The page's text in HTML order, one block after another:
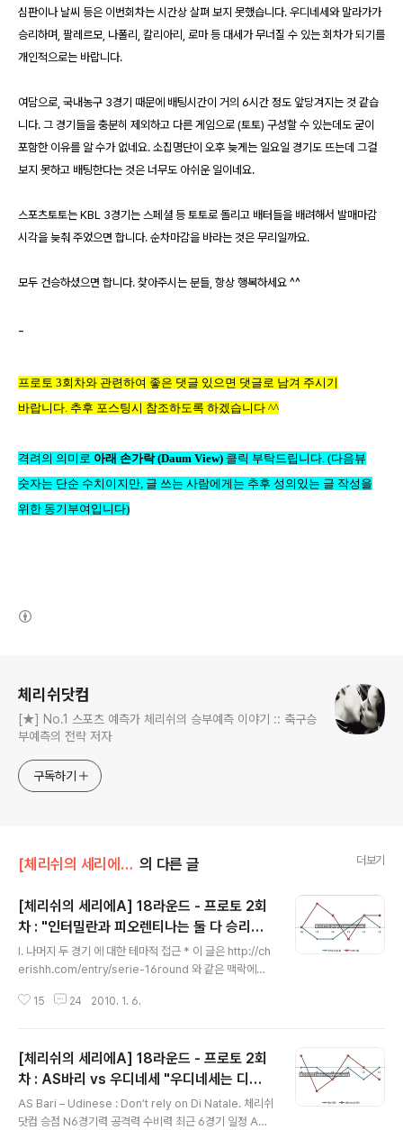
심판이나 날씨 등은 이번회차는 시간상 살펴 보지 못했습니다. 우디네세와 말라가가
승리하며 팔레르모 나폴리 칼리아리 로마 등 대세가 무너질 수 있는 회차가 되기를
개인적으로는 바랍니다.
여담으로 국내농구 3경기 때문에 배팅시간이 거의 6시간 정도 앞당겨지는 것 같습
니다. 그 경기들을 충분히 제외하고 다른 게임으로 (토토) 구성할 수 있는데도 굳이
포함한 이유를 알 수가 없네요. 소집명단이 오후 늦게는 일요일 경기도 뜨는데 그걸
보지 못하고 배팅한다는 것은 너무도 아쉬운 일이네요.
스포츠토토는 KBL 3경기는 스페셜 등 토토로 돌리고 배터들을 배려해서 발매마감
시각을 늦춰 주었으면 합니다. 순차마감을 바라는 것은 무리일까요.
모두 건승하셨으면 합니다. 찾아주시는 분들, 항상 행복하세요 ^^
-
프로토 3회차와 관련하여 좋은 댓글 있으면 댓글로 남겨 주시기
바랍니다. 추후 포스팅시 참조하도록 하겠습니다 ^^
격려의 의미로 아래 손가락(Daum View) 클릭 부탁드립니다. (다음뷰
숫자는 단순 수치이지만, 글 쓰는 사람에게는 추후 성의있는 글 작성을
위한 동기부여입니다)
체리쉬닷컴
[★] No.1 스포츠 예측가 체리쉬의 승부예측 이야기 :: 축구승
부예측의 전략 저자
구독하기
[체리쉬의 세리에A]/세리에A Preview Review 의 다른 글 더보기
[체리쉬의 세리에A] 18라운드 - 프로토 2회
차 : "인터밀란과 피오렌티나는 둘 다 승리할
수 있을까? 제2탄"
I. 나머지 두 경기 에 대한 테마적 접근 * 이 글은 http://ch
erishh.com/entry/serie-16round 와 같은 맥락에서
인테르(무), 피오렌티나(패) 로 둘 다 승리하지 못하면서 예
원정팀으로 현금이 몰리고 있었다면, 현재는 인테르 경기
가 승무패 골고루 배팅이 들어가고 있다는 점입니다. (변동
률), 하지만 전체적인 측면에서 정배당을 받은 인테르가 승
무패 구매율 68%를 감안한다면 크게 다를 바 없는 상황이
15 24 2010. 1. 6.
[체리쉬의 세리에A] 18라운드 - 프로토 2회
차 : AS바리 vs 우디네세 "우디네세는 디나
탈레의 팀이 아니다"
AS Bari – Udinese : Don’t rely on Di Natale. 체리쉬
닷컴 승점 N6경기력 공격력 수비력 최근 6경기 일정 AS